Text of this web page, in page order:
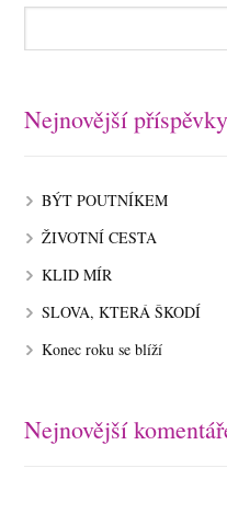
Nejnovější příspěvky
BÝT POUTNÍKEM
ŽIVOTNÍ CESTA
KLID MÍR
SLOVA, KTERÁ ŠKODÍ
Konec roku se blíží
Nejnovější